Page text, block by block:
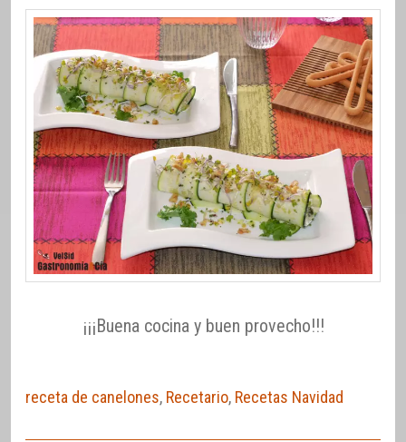
¡¡¡Buena cocina y buen provecho!!!
receta de canelones, Recetario, Recetas Navidad